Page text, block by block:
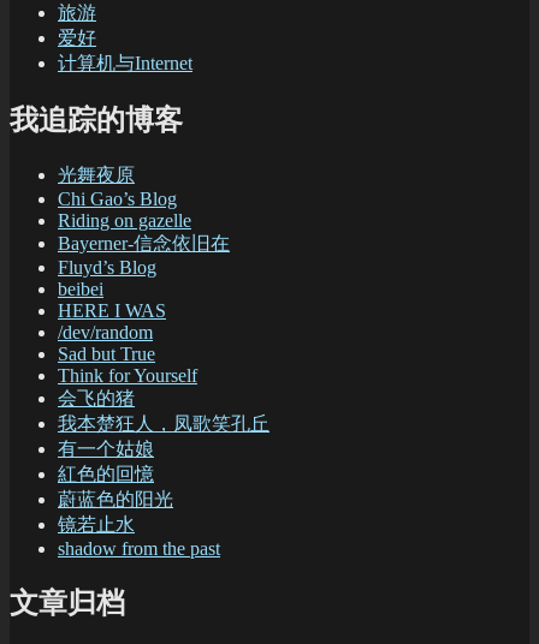
旅游
爱好
计算机与Internet
我追踪的博客
光舞夜原
Chi Gao’s Blog
Riding on gazelle
Bayerner-信念依旧在
Fluyd’s Blog
beibei
HERE I WAS
/dev/random
Sad but True
Think for Yourself
会飞的猪
我本楚狂人，凤歌笑孔丘
有一个姑娘
紅色的回憶
蔚蓝色的阳光
镜若止水
shadow from the past
文章归档